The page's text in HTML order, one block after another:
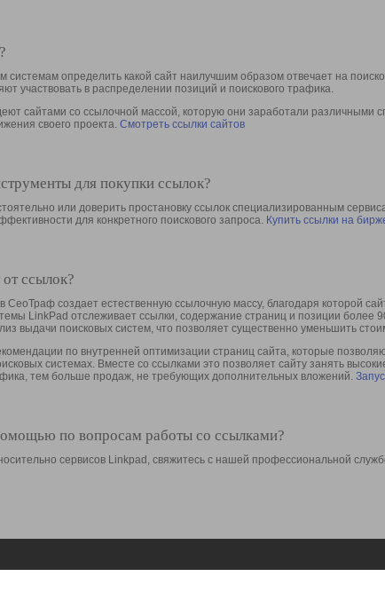
системам определить какой сайт наилучшим образом отвечает на
участвовать в раcпределении позиций и поискового трафика.
сайтами со ссылочной массой, которую они заработали различными
своего проекта. Смотреть ссылки сайтов
для покупки ссылок?
или доверить простановку ссылок специализированным
для конкретного поискового запроса. Купить ссылки на
ссылок?
СеоТраф создает естественную ссылочную массу, благодаря которой
LinkPad отслеживает ссылки, содержание страниц и позиции
выдачи поисковых систем, что позволяет существенно уменьшить
по внутренней оптимизации страниц сайта, которые
системах. Вместе со ссылками это позволяет сайту занять
тем больше продаж, не требующих дополнительных вложений.
по вопросам работы со ссылками?
сервисов Linkpad, свяжитесь с нашей профессиональной